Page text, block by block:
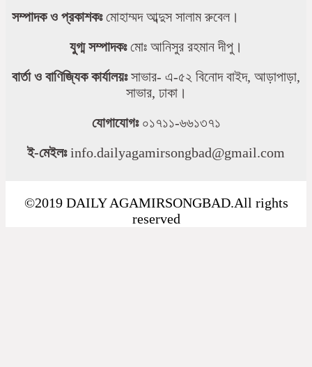
সম্পাদক ও প্রকাশকঃমোহাম্মদ আব্দুস সালাম রুবেল।
যুগ্ম সম্পাদকঃমোঃ আনিসুর রহমান দীপু।
বার্তা ও বাণিজ্যিক কার্যালয়ঃসাভার- এ-৫২ বিনোদ বাইদ, আড়াপাড়া,
সাভার, ঢাকা।
যোগাযোগঃ০১৭১১-৬৬১৩৭১
ই-মেইলঃinfo.dailyagamirsongbad@gmail.com
©2019 DAILY AGAMIRSONGBAD.All rights
reserved